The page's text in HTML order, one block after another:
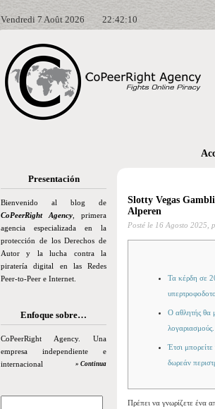
Vendredi 7 Août 2026 22:42:12
Presentación
Bienvenido al blog de
CoPeerRight Agency , primera
agencia especializada en la
protección de los Derechos de
Autor y la lucha contra la
piratería digital en las Redes
Peer-to-Peer e Internet.
Enfoque sobre…
CoPeerRight Agency. Una
empresa independiente e
internacional
» Continua
Slotty Vegas
Alperen
Posté le 16 Agosto 2025,
Τα κέρδη σε
Ο αθλητής θα
λογαριασμούς.
Έτσι
δωρεάν
Πρέπει να γνωρίζετε ένα